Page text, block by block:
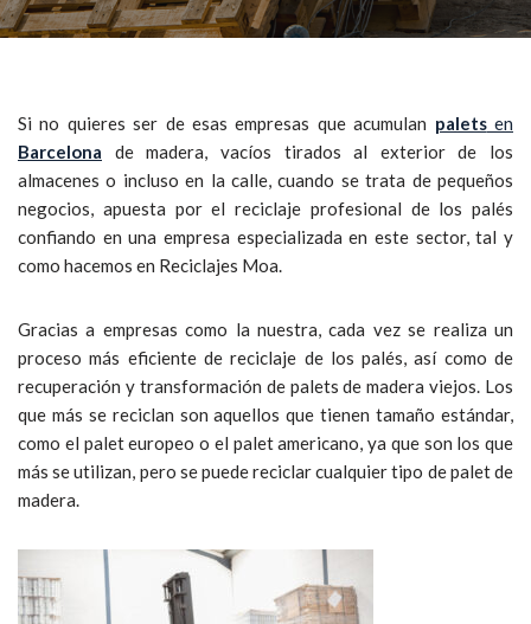
Si no quieres ser de esas empresas que acumulan paletsen
Barcelona de madera, vacíos tirados al exterior de los
almacenes o incluso en la calle, cuando se trata de pequeños
negocios, apuesta por el reciclaje profesional de los palés
confiando en una empresa especializada en este sector, tal y
como hacemos en Reciclajes Moa.
Gracias a empresas como la nuestra, cada vez se realiza un
proceso más eficiente de reciclaje de los palés, así como de
recuperación y transformación de palets de madera viejos. Los
que más se reciclan son aquellos que tienen tamaño estándar,
como el palet europeo o el palet americano, ya que son los que
más se utilizan, pero se puede reciclar cualquier tipo de palet de
madera.